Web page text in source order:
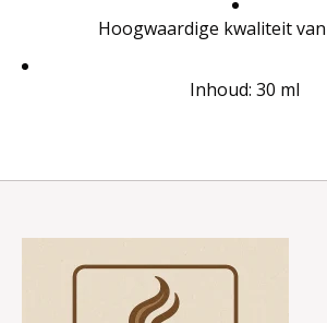
Hoogwaardige kwaliteit
Inhoud: 30 ml